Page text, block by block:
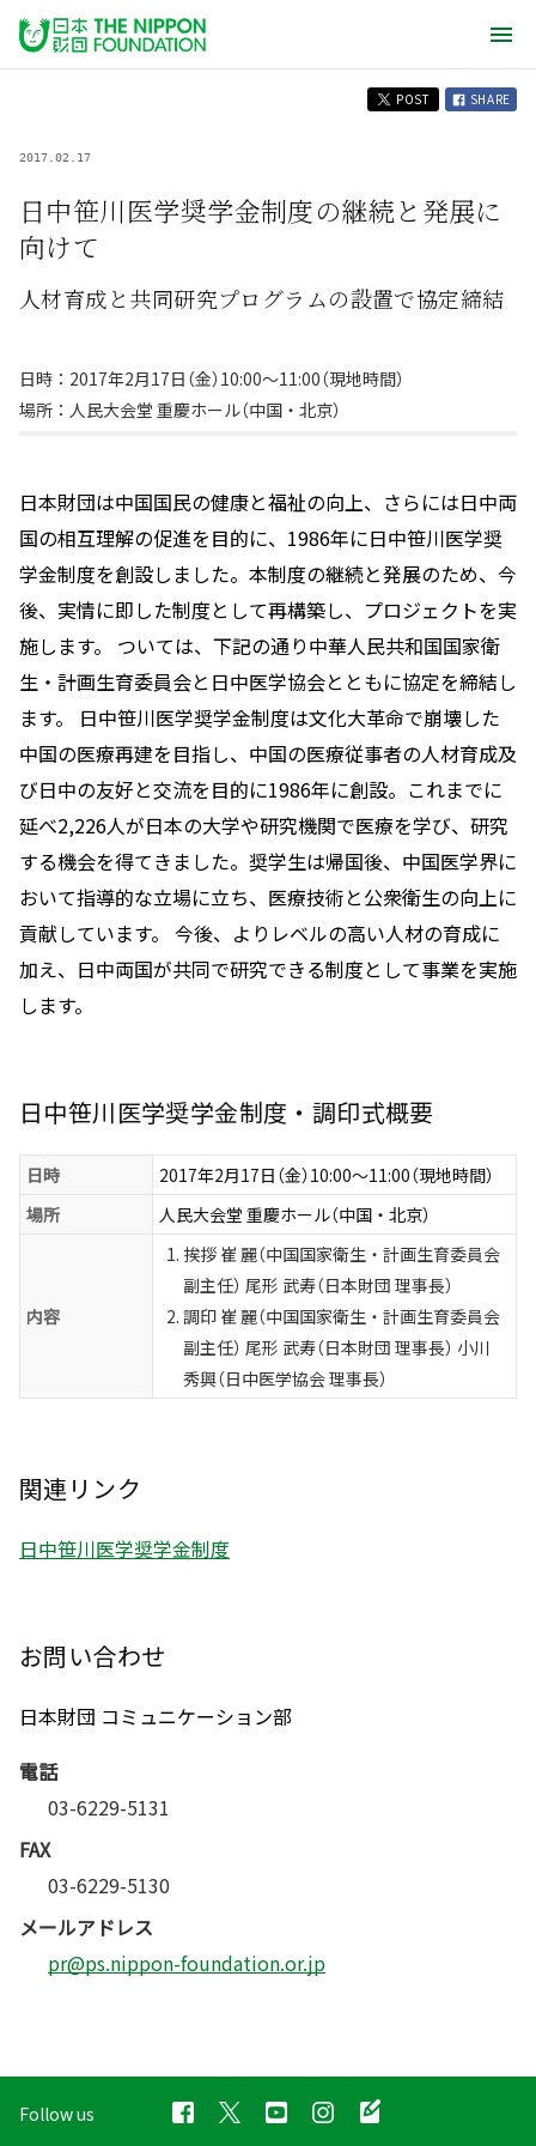
POST SHARE
2017.02.17
日中笹川医学奨学金制度の継続と発展に
向けて
人材育成と共同研究プログラムの設置で協定締結
日時：2017年2月17日（金）10:00～11:00（現地時間）
場所：人民大会堂 重慶ホール（中国・北京）
日本財団は中国国民の健康と福祉の向上、さらには日中両
国の相互理解の促進を目的に、1986年に日中笹川医学奨
学金制度を創設しました。本制度の継続と発展のため、今
後、実情に即した制度として再構築し、プロジェクトを実
施します。 ついては、下記の通り中華人民共和国国家衛
生・計画生育委員会と日中医学協会とともに協定を締結し
ます。 日中笹川医学奨学金制度は文化大革命で崩壊した
中国の医療再建を目指し、中国の医療従事者の人材育成及
び日中の友好と交流を目的に1986年に創設。これまでに
延べ2,226人が日本の大学や研究機関で医療を学び、研究
する機会を得てきました。奨学生は帰国後、中国医学界に
おいて指導的な立場に立ち、医療技術と公衆衛生の向上に
貢献しています。 今後、よりレベルの高い人材の育成に
加え、日中両国が共同で研究できる制度として事業を実施
します。
日中笹川医学奨学金制度・調印式概要
日時
2017年2月17日（金）10:00～11:00（現地時間）
場所
人民大会堂 重慶ホール（中国・北京）
内容
挨拶 崔 麗（中国国家衛生・計画生育委員会
副主任） 尾形 武寿（日本財団 理事長）
調印 崔 麗（中国国家衛生・計画生育委員会
副主任） 尾形 武寿（日本財団 理事長） 小川
秀興（日中医学協会 理事長）
関連リンク
日中笹川医学奨学金制度
お問い合わせ
日本財団 コミュニケーション部
電話
03-6229-5131
FAX
03-6229-5130
メールアドレス
pr@ps.nippon-foundation.or.jp
Follow us